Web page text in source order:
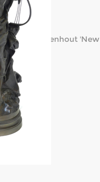
Van Tuerenhout 'New
35 x 22.